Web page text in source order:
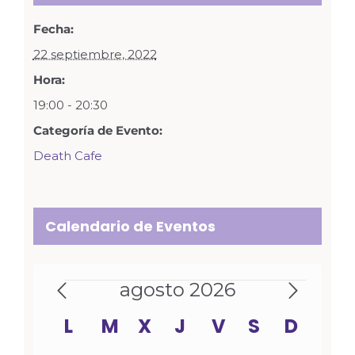
Fecha:
22 septiembre, 2022
Hora:
19:00 - 20:30
Categoría de Evento:
Death Cafe
Calendario de Eventos
Eventosagosto 2026
Calendario
L LUNES
M MARTES
X MIÉRCOLES
J JUEVES
VVIERNES
S SÁBADO
D